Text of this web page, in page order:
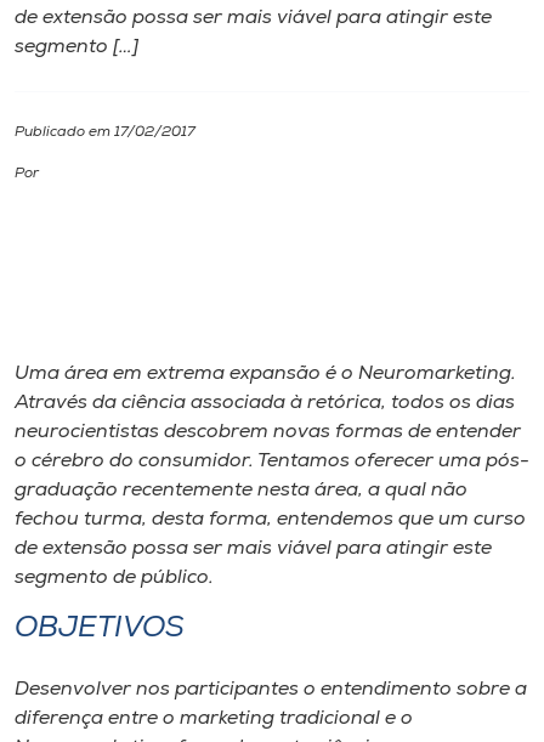
Internacionalização
Biblioteca
Rádio
Museu
Store
de extensão possa ser mais viável para atingir este
segmento […]
Publicado em 17/02/2017
Por
Uma área em extrema expansão é o Neuromarketing.
Através da ciência associada à retórica, todos os dias
neurocientistas descobrem novas formas de entender
o cérebro do consumidor. Tentamos oferecer uma pós-
graduação recentemente nesta área, a qual não
fechou turma, desta forma, entendemos que um curso
de extensão possa ser mais viável para atingir este
segmento de público.
OBJETIVOS
Desenvolver nos participantes o entendimento sobre a
diferença entre o marketing tradicional e o